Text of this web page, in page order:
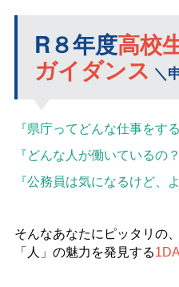
R８年度高校
ガイダンス ＼
『県庁ってどんな仕事をす
『どんな人が働いているの？
『公務員は気になるけど、
そんなあなたにピッタリの
「人」の魅力を発見する